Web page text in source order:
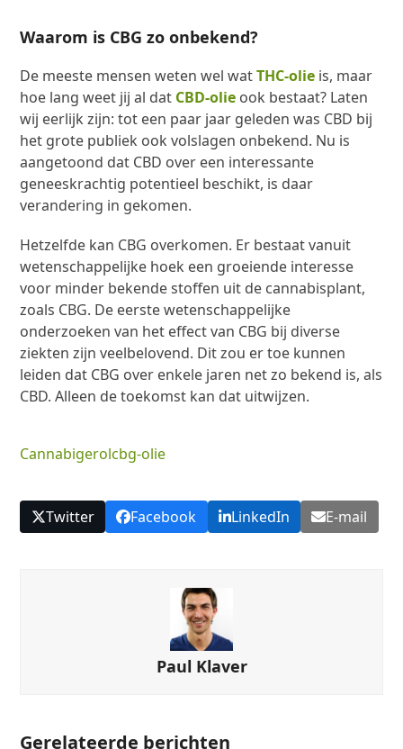
Waarom is CBG zo onbekend?
De meeste mensen weten wel wat THC-olie is, maar
hoe lang weet jij al dat CBD-olie ook bestaat? Laten
wij eerlijk zijn: tot een paar jaar geleden was CBD bij
het grote publiek ook volslagen onbekend. Nu is
aangetoond dat CBD over een interessante
geneeskrachtig potentieel beschikt, is daar
verandering in gekomen.
Hetzelfde kan CBG overkomen. Er bestaat vanuit
wetenschappelijke hoek een groeiende interesse
voor minder bekende stoffen uit de cannabisplant,
zoals CBG. De eerste wetenschappelijke
onderzoeken van het effect van CBG bij diverse
ziekten zijn veelbelovend. Dit zou er toe kunnen
leiden dat CBG over enkele jaren net zo bekend is, als
CBD. Alleen de toekomst kan dat uitwijzen.
Cannabigerolcbg-olie
Twitter Facebook LinkedIn E-mail
Paul Klaver
Gerelateerde berichten